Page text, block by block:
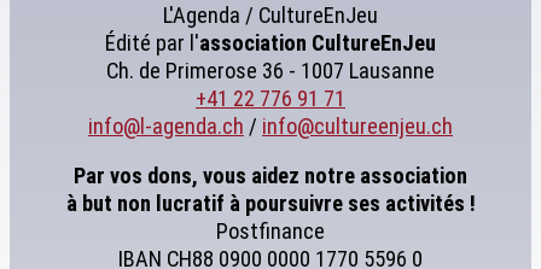
L'Agenda / CultureEnJeu
Édité par l'association CultureEnJeu
Ch. de Primerose 36 - 1007 Lausanne
+41 22 776 91 71
info@l-agenda.ch / info@cultureenjeu.ch
Par vos dons, vous aidez notre association
à but non lucratif à poursuivre ses activités !
Postfinance
IBAN CH88 0900 0000 1770 5596 0